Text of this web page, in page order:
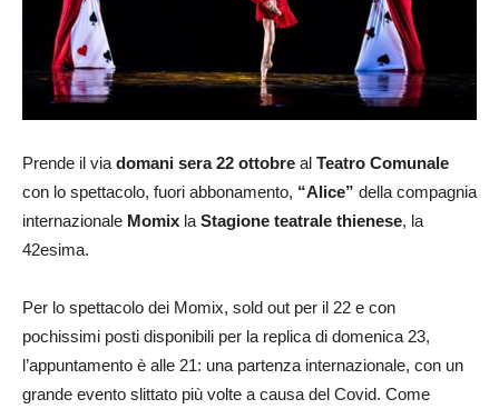
Prende il via domani sera 22 ottobre al Teatro Comunale
con lo spettacolo, fuori abbonamento, “Alice” della compagnia
internazionale Momix la Stagione teatrale thienese, la
42esima.
Per lo spettacolo dei Momix, sold out per il 22 e con
pochissimi posti disponibili per la replica di domenica 23,
l’appuntamento è alle 21: una partenza internazionale, con un
grande evento slittato più volte a causa del Covid. Come